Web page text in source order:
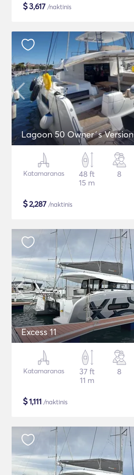
$3,617 /naktinis
Lagoon 50 Owner´s Version
Katamaranas
48 ft
15 m
8
$2,287 /naktinis
Excess 11
Katamaranas
37 ft
11 m
8
$1,111 /naktinis